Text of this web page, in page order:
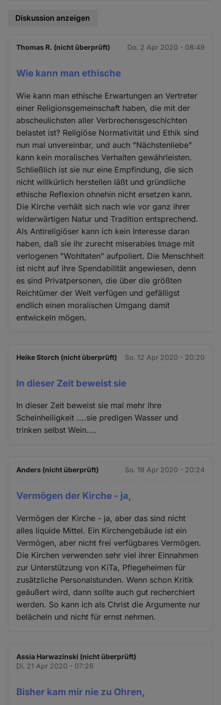
Diskussion anzeigen
Thomas R. (nicht überprüft) Do. 2 Apr 2020 - 08:49
Wie kann man ethische
Wie kann man ethische Erwartungen an Vertreter
einer Religionsgemeinschaft haben, die mit der
abscheulichsten aller Verbrechensgeschichten
belastet ist? Religiöse Normativität und Ethik sind
nun mal unvereinbar, und auch "Nächstenliebe"
kann kein moralisches Verhalten gewährleisten.
Schließlich ist sie nur eine Empfindung, die sich
nicht willkürlich herstellen läßt und gründliche
ethische Reflexion ohnehin nicht ersetzen kann.
Die Kirche verhält sich nach wie vor ganz ihrer
widerwärtigen Natur und Tradition entsprechend.
Als Antireligiöser kann ich kein Interesse daran
haben, daß sie ihr zurecht miserables Image mit
verlogenen "Wohltaten" aufpoliert. Die Menschheit
ist nicht auf ihre Spendabilität angewiesen, denn
es sind Privatpersonen, die über die größten
Reichtümer der Welt verfügen und gefälligst
endlich einen moralischen Umgang damit
entwickeln mögen.
Heike Storch (nicht überprüft) So. 12 Apr 2020 - 20:20
In dieser Zeit beweist sie
In dieser Zeit beweist sie mal mehr ihre
Scheinheiligkeit ....sie predigen Wasser und
trinken selbst Wein....
Anders (nicht überprüft) So. 19 Apr 2020 - 20:24
Vermögen der Kirche - ja,
Vermögen der Kirche - ja, aber das sind nicht
alles liquide Mittel. Ein Kirchengebäude ist ein
Vermögen, aber nicht frei verfügbares Vermögen.
Die Kirchen verwenden sehr viel ihrer Einnahmen
zur Unterstützung von KiTa, Pflegeheimen für
zusätzliche Personalstunden. Wenn schon Kritik
geäußert wird, dann sollte auch gut recherchiert
werden. So kann ich als Christ die Argumente nur
belächeln und nicht für ernst nehmen.
Assia Harwazinski (nicht überprüft)
Di. 21 Apr 2020 - 07:26
Bisher kam mir nie zu Ohren,